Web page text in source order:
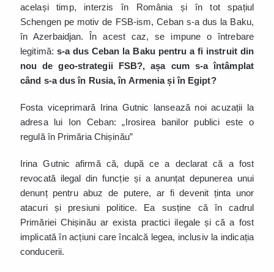
același timp, interzis în România și în tot spațiul
Schengen pe motiv de FSB-ism, Ceban s-a dus la Baku,
în Azerbaidjan. În acest caz, se impune o întrebare
legitimă: s-a dus Ceban la Baku pentru a fi instruit din
nou de geo-strategii FSB?, așa cum s-a întâmplat
când s-a dus în Rusia, în Armenia și în Egipt?
Fosta viceprimară Irina Gutnic lansează noi acuzații la
adresa lui Ion Ceban: „Irosirea banilor publici este o
regulă în Primăria Chișinău”
Irina Gutnic afirmă că, după ce a declarat că a fost
revocată ilegal din funcție și a anunțat depunerea unui
denunț pentru abuz de putere, ar fi devenit ținta unor
atacuri și presiuni politice. Ea susține că în cadrul
Primăriei Chișinău ar exista practici ilegale și că a fost
implicată în acțiuni care încalcă legea, inclusiv la indicația
conducerii.